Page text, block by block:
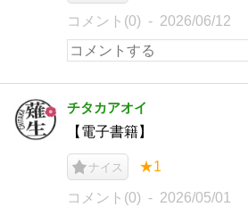
コメント(0) 2026/06/12
チタカアオイ
【電子書籍】
ナイス ★1
コメント(0) 2026/05/01